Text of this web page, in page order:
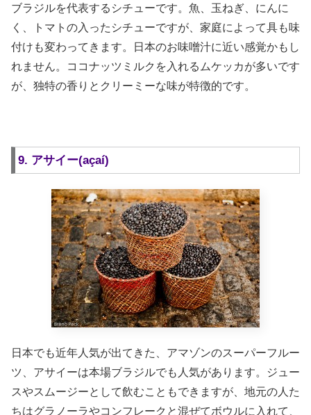
ブラジルを代表するシチューです。魚、玉ねぎ、にんに
く、トマトの入ったシチューですが、家庭によって具も味
付けも変わってきます。日本のお味噌汁に近い感覚かもし
れません。ココナッツミルクを入れるムケッカが多いです
が、独特の香りとクリーミーな味が特徴的です。
9. アサイー(açaí)
日本でも近年人気が出てきた、アマゾンのスーパーフルー
ツ、アサイーは本場ブラジルでも人気があります。ジュー
スやスムージーとして飲むこともできますが、地元の人た
ちはグラノーラやコンフレークと混ぜてボウルに入れて、